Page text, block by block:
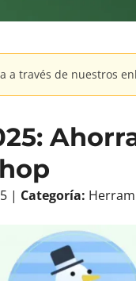
a través de nuestros
| Categoría: